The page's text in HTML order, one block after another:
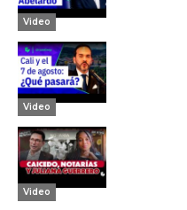
Video
Video
Video